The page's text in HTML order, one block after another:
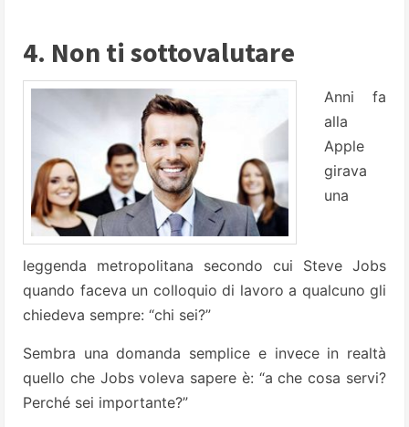
4. Non ti sottovalutare
Anni fa
alla
Apple
girava
una
leggenda metropolitana secondo cui Steve Jobs
quando faceva un colloquio di lavoro a qualcuno gli
chiedeva sempre: “chi sei?”
Sembra una domanda semplice e invece in realtà
quello che Jobs voleva sapere è: “a che cosa servi?
Perché sei importante?”